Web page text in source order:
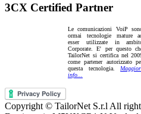
3CX Certified Partner
Le comunicazioni VoiP
ormai tecnologie mature
esser utilizzate in
Corporate. E' per questo
TailorNet si certifica nel
come partener autorizzato
questa tecnologia.
info...
Copyright © TailorNet S.r.l All